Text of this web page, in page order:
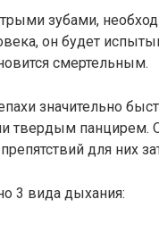
зубами,
он будет
смертельным.
значительно
твердым панцирем.
для них
3 вида дыхания: